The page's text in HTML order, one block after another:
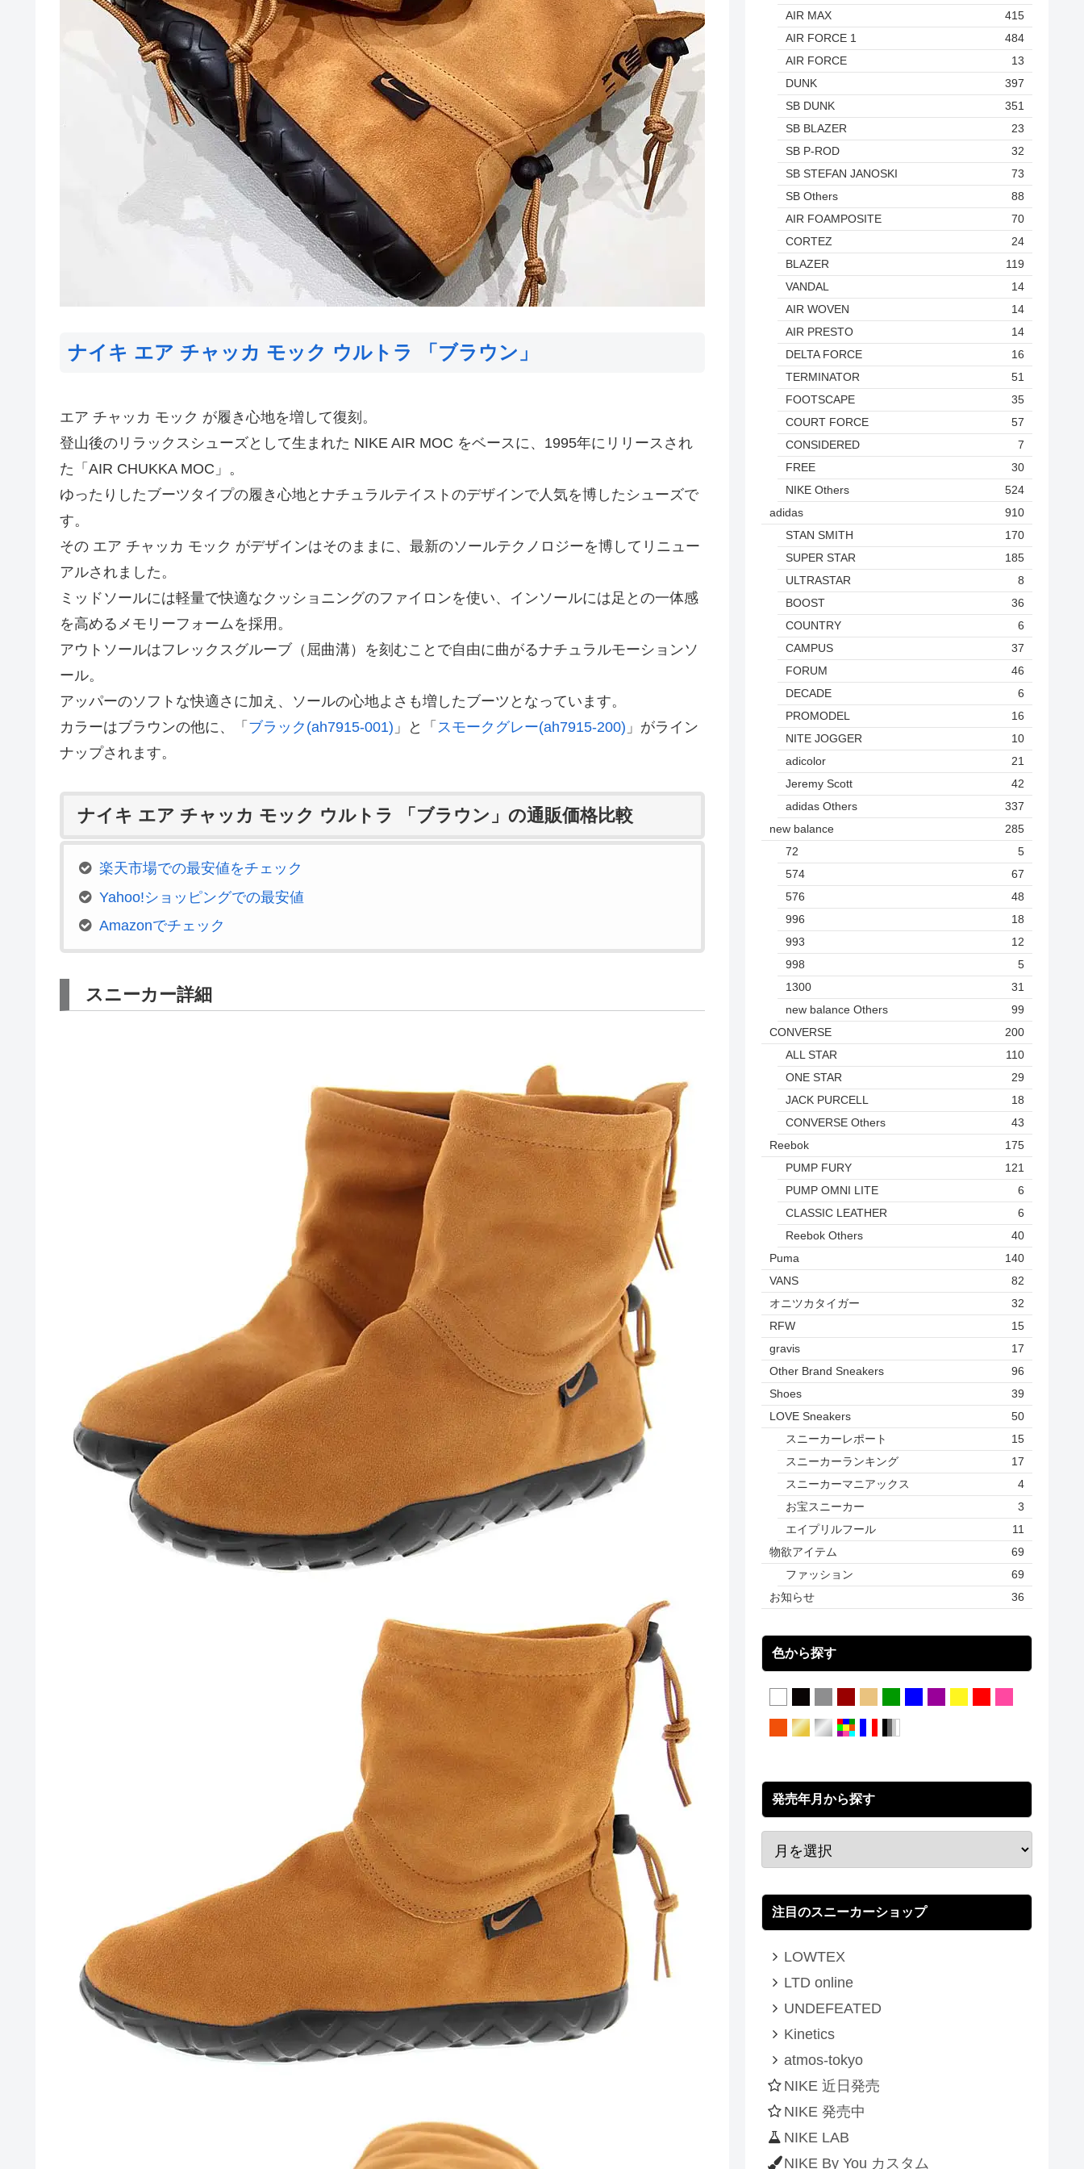
ナイキ エア チャッカ モック ウルトラ 「ブラウン」
エア チャッカ モック が履き心地を増して復刻。
登山後のリラックスシューズとして生まれた NIKE AIR MOC をベースに、1995年にリリースされ
た「AIR CHUKKA MOC」。
ゆったりしたブーツタイプの履き心地とナチュラルテイストのデザインで人気を博したシューズで
す。
その エア チャッカ モック がデザインはそのままに、最新のソールテクノロジーを博してリニュー
アルされました。
ミッドソールには軽量で快適なクッショニングのファイロンを使い、インソールには足との一体感
を高めるメモリーフォームを採用。
アウトソールはフレックスグルーブ（屈曲溝）を刻むことで自由に曲がるナチュラルモーションソ
ール。
アッパーのソフトな快適さに加え、ソールの心地よさも増したブーツとなっています。
カラーはブラウンの他に、「 ブラック(ah7915-001) 」と「 スモークグレー(ah7915-200) 」がライン
ナップされます。
ナイキ エア チャッカ モック ウルトラ 「ブラウン」の通販価格比較
楽天市場での最安値をチェック
Yahoo!ショッピングでの最安値
Amazonでチェック
スニーカー詳細
AIR MAX
415
AIR FORCE 1
484
AIR FORCE
13
DUNK
397
SB DUNK
351
SB BLAZER
23
SB P-ROD
32
SB STEFAN JANOSKI
73
SB Others
88
AIR FOAMPOSITE
70
CORTEZ
24
BLAZER
119
VANDAL
14
AIR WOVEN
14
AIR PRESTO
14
DELTA FORCE
16
TERMINATOR
51
FOOTSCAPE
35
COURT FORCE
57
CONSIDERED
7
FREE
30
NIKE Others
524
adidas
910
STAN SMITH
170
SUPER STAR
185
ULTRASTAR
8
BOOST
36
COUNTRY
6
CAMPUS
37
FORUM
46
DECADE
6
PROMODEL
16
NITE JOGGER
10
adicolor
21
Jeremy Scott
42
adidas Others
337
new balance
285
72
5
574
67
576
48
996
18
993
12
998
5
1300
31
new balance Others
99
CONVERSE
200
ALL STAR
110
ONE STAR
29
JACK PURCELL
18
CONVERSE Others
43
Reebok
175
PUMP FURY
121
PUMP OMNI LITE
6
CLASSIC LEATHER
6
Reebok Others
40
Puma
140
VANS
82
オニツカタイガー
32
RFW
15
gravis
17
Other Brand Sneakers
96
Shoes
39
LOVE Sneakers
50
スニーカーレポート
15
スニーカーランキング
17
スニーカーマニアックス
4
お宝スニーカー
3
エイプリルフール
11
物欲アイテム
69
ファッション
69
お知らせ
36
色から探す
発売年月から探す
注目のスニーカーショップ
LOWTEX
LTD online
UNDEFEATED
Kinetics
atmos-tokyo
NIKE 近日発売
NIKE 発売中
NIKE LAB
NIKE By You カスタム